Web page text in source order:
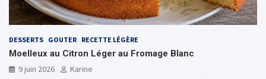
DESSERTS GOUTER RECETTE LÉGÈRE
Moelleux au Citron Léger au Fromage Blanc
9 juin 2026
Karine